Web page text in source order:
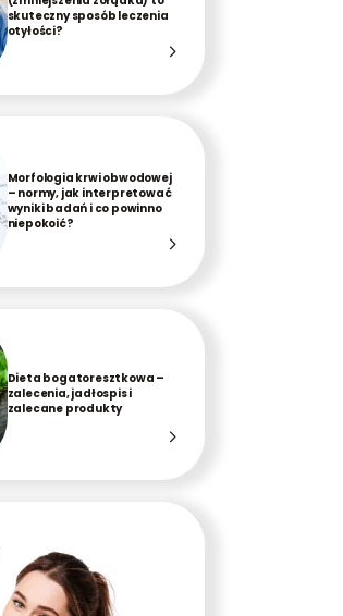
skuteczny sposób leczenia
otyłości?
Morfologia krwi obwodowej
– normy, jak interpretować
wyniki badań i co powinno
niepokoić?
Dieta bogatoresztkowa –
zalecenia, jadłospis i
zalecane produkty